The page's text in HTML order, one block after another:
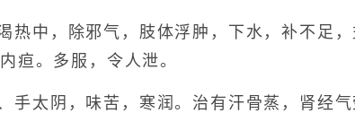
热中，除邪气，肢体浮肿，下水，补不足
疸。多服，令人泄。
手太阴，味苦，寒润。治有汗骨蒸，肾经